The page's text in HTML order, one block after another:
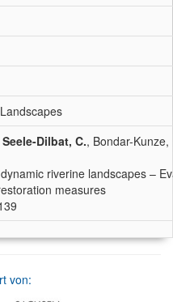
Seele-Dilbat, C., Bondar-
riverine landscapes –
measures
von: